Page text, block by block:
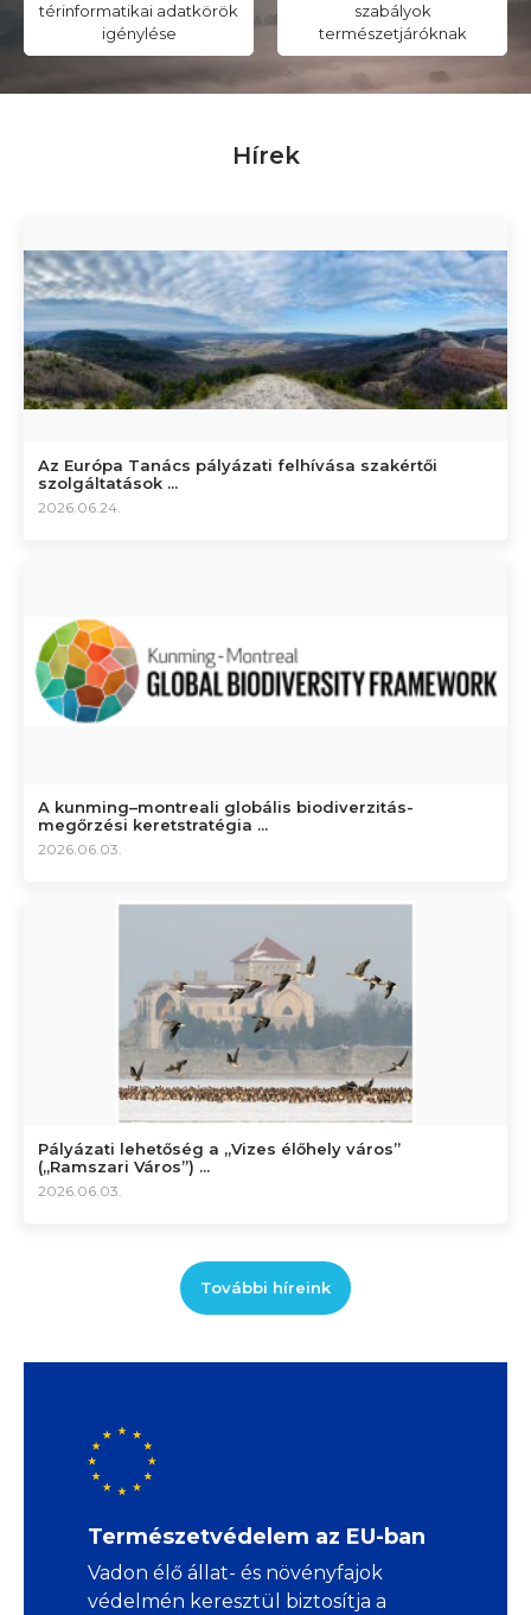
térinformatikai adatkörök
igénylése
szabályok
természetjáróknak
Hírek
Az Európa Tanács pályázati felhívása szakértői
szolgáltatások ...
2026.06.24.
A kunming–montreali globális biodiverzitás-
megőrzési keretstratégia ...
2026.06.03.
Pályázati lehetőség a „Vizes élőhely város”
(„Ramszari Város”) ...
2026.06.03.
További híreink
Természetvédelem az EU-ban
Vadon élő állat- és növényfajok
védelmén keresztül biztosítja a